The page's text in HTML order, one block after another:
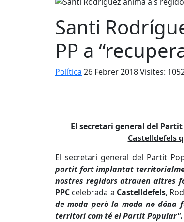
Santi
PP a
Política 26 Febrer 2018Visites:
El secretari general del
Castelldefels
El secretari general del Partit
partit fort implantat
nostres regidors atrauen altres
PPC celebrada a Castelldefels,
de moda però la moda no
territori com té el Partit Popular".